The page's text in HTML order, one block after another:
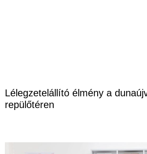
Lélegzetelállító élmény a
repülőtéren